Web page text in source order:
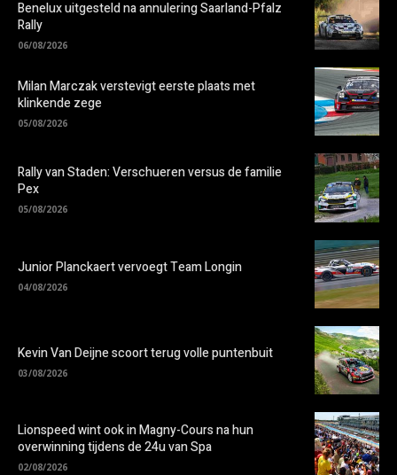
Benelux uitgesteld na annulering Saarland-Pfalz
Rally
06/08/2026
Milan Marczak verstevigt eerste plaats met
klinkende zege
05/08/2026
Rally van Staden: Verschueren versus de familie
Pex
05/08/2026
Junior Planckaert vervoegt Team Longin
04/08/2026
Kevin Van Deijne scoort terug volle puntenbuit
03/08/2026
Lionspeed wint ook in Magny-Cours na hun
overwinning tijdens de 24u van Spa
02/08/2026